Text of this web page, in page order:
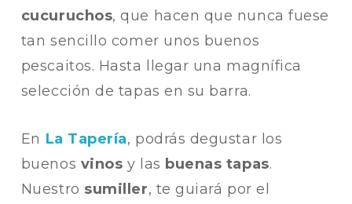
cucuruchos, que hacen que nunca fuese
tan sencillo comer unos buenos
pescaitos. Hasta llegar una magnífica
selección de tapas en su barra.
En La Tapería, podrás degustar los
buenos vinos y las buenas tapas.
Nuestro sumiller, te guiará por el